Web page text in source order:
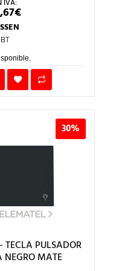
€EL
PRECIO
8,67€.
30%
TECLA PULSADOR
NEGRO MATE